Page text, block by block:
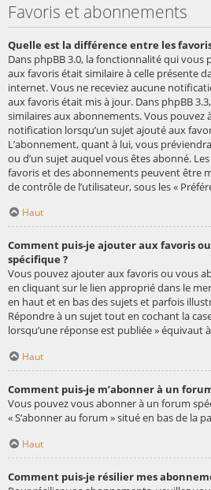
Favoris et abonnements
Quelle est la différence entre les
Dans phpBB 3.0, la fonctionnalité qui vous
aux favoris était similaire à celle présente
internet. Vous ne receviez aucune
aux favoris était mis à jour. Dans phpBB
similaires aux abonnements. Vous pouvez
notification lorsqu’un sujet ajouté aux
L’abonnement, quant à lui, vous
ou d’un sujet auquel vous êtes abonné.
favoris et des abonnements peuvent être
de contrôle de l’utilisateur, sous les «
Haut
Comment puis-je ajouter aux favoris
spécifique ?
Vous pouvez ajouter aux favoris ou vous
en cliquant sur le lien approprié dans le
en haut et en bas des sujets et parfois
Répondre à un sujet tout en cochant la
lorsqu’une réponse est publiée » équivaut
Haut
Comment puis-je m’abonner à un
Vous pouvez vous abonner à un forum
« S’abonner au forum » situé en bas de la
Haut
Comment puis-je résilier mes